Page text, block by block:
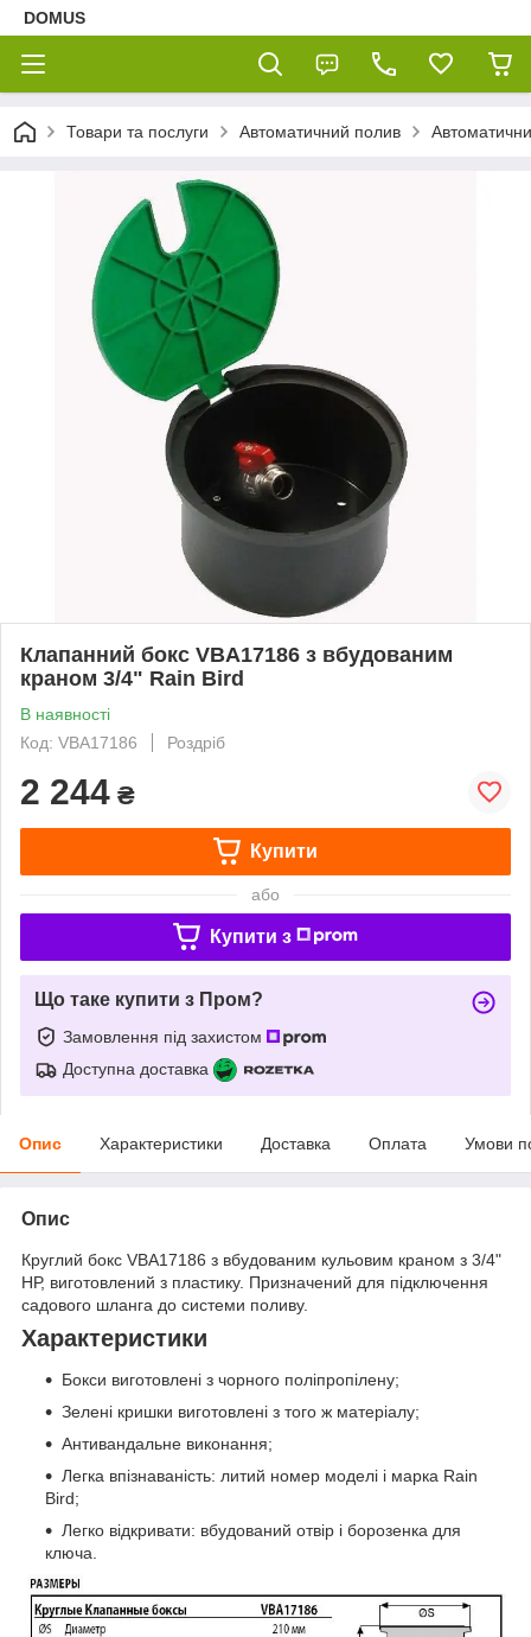
DOMUS
Товари та послуги Автоматичний полив
Клапанний бокс VBA17186 з вбудованим
краном 3/4" Rain Bird
В наявності
Код: VBA17186
Роздріб
2 244 ₴
Купити
або
Купити з
Що таке купити з Пром?
Замовлення під захистом
Доступна доставка
Опис Характеристики Доставка Оплата Умови
Опис
Круглий бокс VBA17186 з вбудованим кульовим краном з 3/4"
НР, виготовлений з пластику. Призначений для підключення
садового шланга до системи поливу.
Характеристики
Бокси виготовлені з чорного поліпропілену;
Зелені кришки виготовлені з того ж матеріалу;
Антивандальне виконання;
Легка впізнаваність: литий номер моделі і марка Rain
Bird;
Легко відкривати: вбудований отвір і борозенка для
ключа.